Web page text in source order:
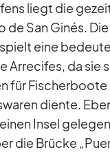
liegt die
de San Gi­nés.
eine
Ar­re­ci­fes, da sie
für Fi­scher­boote
diente.
In­sel
die Brü­cke